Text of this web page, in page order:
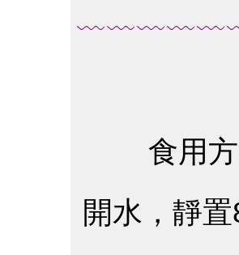
﹏﹏﹏﹏﹏
食用
開水，靜